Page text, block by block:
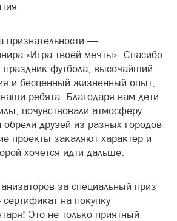
признательности —
«Игра твоей мечты». Спасибо
праздник футбола, высочайший
и бесценный жизненный опыт,
ребята. Благодаря вам дети
почувствовали атмосферу
обрели друзей из разных городов
проекты закаляют характер и
хочется идти дальше.
за специальный приз
на покупку
Это не только приятный